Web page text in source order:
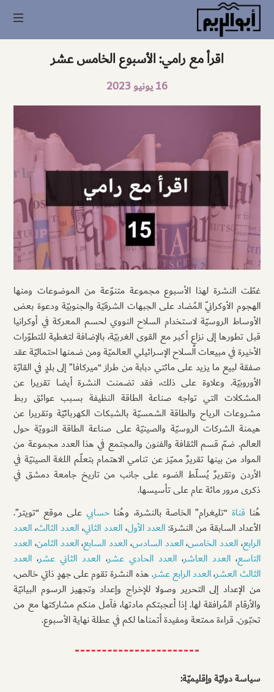
أبو
الريم
اقرأ مع رامي: الأسبوع الخامس عشر
16 يونيو 2023
غطّت النشرة لهذا الأسبوع مجموعة متنوّعة من الموضوعات ومنها
الهجوم الأوكرانيّ المُضاد على الجبهات الشرقيّة والجنوبيّة ودعوة بعض
الأوساط الروسيّة لاستخدام السلاح النووي لحسم المعركة في أوكرانيا
قبل تطورها إلى نزاعٍ أكبر مع القوى الغربيّة، بالإضافة لتغطية للتطوّرات
الأخيرة في مبيعات السلاح الإسرائيلي العالميّة ومن ضمنها احتماليّة عقد
صفقة لبيع ما يزيد على مائتي دبابة من طراز “ميركافا” إلى بلدٍ في القارّة
الأوروبيّة. وعلاوة على ذلك، فقد تضمنت النشرة أيضا تقريرا عن
المشكلات التي تواجه صناعة الطاقة النظيفة بسبب عوائق ربط
مشروعات الرياح والطاقة الشمسيّة بالشبكات الكهربائيّة وتقريرا عن
هيمنة الشركات الروسيّة والصينيّة على صناعة الطاقة النوويّة حول
العالم. ضمّ قسم الثقافة والفنون والمجتمع في هذا العدد مجموعة من
المواد من بينها تقريرٌ مميّز عن تنامي الاهتمام بتعلّم اللغة الصينيّة في
الأردن وتقريرٌ يُسلّط الضوء على جانب من تاريخ جامعة دمشق في
ذكرى مرور مائة عام على تأسيسها.
هُنا قناة “تليغرام” الخاصة بالنشرة، وهُنا حسابيعلى موقع “تويتر”.
الأعداد السابقة من النشرة:العدد الأول،العدد الثاني،العدد الثالث،العدد
الرابع،العدد الخامس،العدد السادس،العدد السابع،العدد الثامن،العدد
التاسع،العدد العاشر،العدد الحادي عشر، العدد الثاني عشر، العدد
الثالث العشر،العدد الرابع عشر. هذه النشرة تقوم على جهدٍ ذاتي خالص،
من الإعداد إلى التحرير وصولا للإخراج وإعداد وتجهيز الرسوم البيانيّة
والأرقام المُرافقة لها. إذا أعجبتكم مادتها، فآمل منكم مشاركتها مع من
تحبّون. قراءة ممتعة ومفيدة أتمناها لكم في عطلة نهاية الأسبوع.
سياسة دوليّة وإقليميّة: